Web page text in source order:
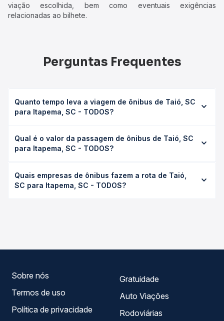
viação escolhida, bem como eventuais exigências
relacionadas ao bilhete.
Perguntas Frequentes
Quanto tempo leva a viagem de ônibus de Taió, SC
para Itapema, SC - TODOS?
TODOS leva em média 6h 5min, podendo variar conforme
a viação, o tipo de serviço (convencional, executivo ou
exata de cada opção na data desejada.
Qual é o valor da passagem de ônibus de Taió, SC
para Itapema, SC - TODOS?
Itapema, SC - TODOS custa em média R$ 107,59 e varia
conforme a data da viagem, a empresa, o tipo de poltrona
Quais empresas de ônibus fazem a rota de Taió,
SC para Itapema, SC - TODOS?
Sobre nós
Termos de uso
Política de privacidade
Gratuidade
Auto Viações
Rodoviárias